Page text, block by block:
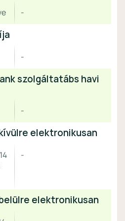
-
-
szolgáltatábs havi
-
elektronikusan
-
elektronikusan